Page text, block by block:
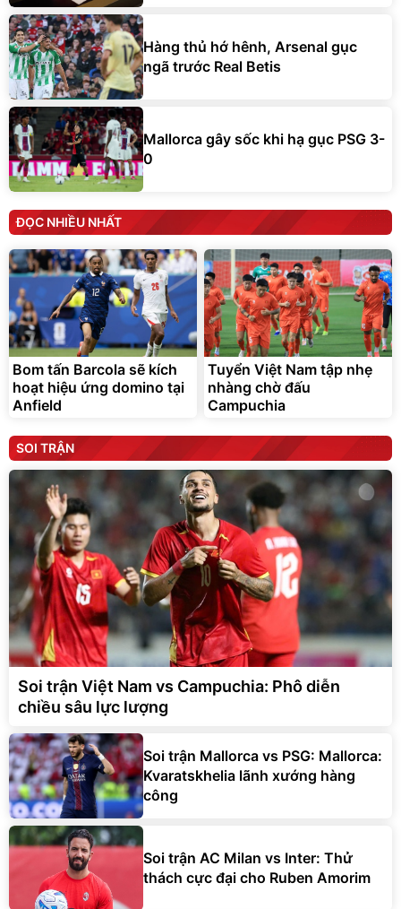
Hàng thủ hớ hênh, Arsenal gục
ngã trước Real Betis
Mallorca gây sốc khi hạ gục PSG 3-
0
ĐỌC NHIỀU NHẤT
Bom tấn Barcola sẽ kích
hoạt hiệu ứng domino tại
Anfield
Tuyển Việt Nam tập nhẹ
nhàng chờ đấu
Campuchia
SOI TRẬN
Soi trận Việt Nam vs Campuchia: Phô diễn
chiều sâu lực lượng
Soi trận Mallorca vs PSG: Mallorca:
Kvaratskhelia lãnh xướng hàng
công
Soi trận AC Milan vs Inter: Thử
thách cực đại cho Ruben Amorim